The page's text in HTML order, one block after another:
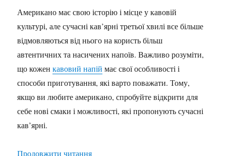
Американо має свою історію і місце у кавовій
культурі, але сучасні кав’ярні третьої хвилі все більше
відмовляються від нього на користь більш
автентичних та насичених напоїв. Важливо розуміти,
що коженкавовий напій має свої особливості і
способи приготування, які варто поважати. Тому,
якщо ви любите американо, спробуйте відкрити для
себе нові смаки і можливості, які пропонують сучасні
кав’ярні.
Продовжити читання“Чому американо не подається у